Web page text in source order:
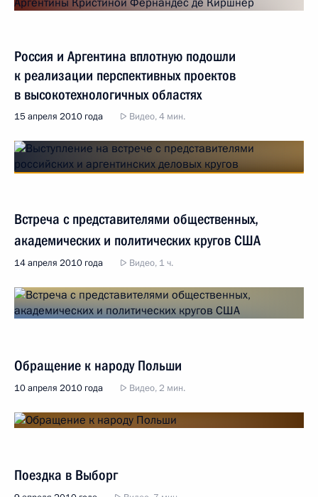
Россия и Аргентина вплотную подошли
к реализации перспективных проектов
в высокотехнологичных областях
15 апреля 2010 года Видео, 4 мин.
Встреча с представителями общественных,
академических и политических кругов США
14 апреля 2010 года Видео, 1 ч.
Обращение к народу Польши
10 апреля 2010 года Видео, 2 мин.
Поездка в Выборг